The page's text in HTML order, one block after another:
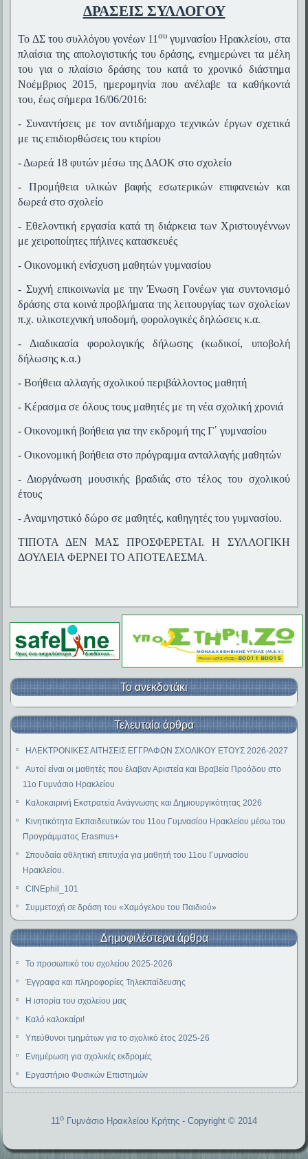
ΔΡΑΣΕΙΣ ΣΥΛΛΟΓΟΥ
Το ΔΣ του συλλόγου γονέων 11ου γυμνασίου Ηρακλείου, στα
πλαίσια της απολογιστικής του δράσης, ενημερώνει τα μέλη
του για ο πλαίσιο δράσης του κατά το χρονικό διάστημα
Νοέμβριος 2015, ημερομηνία που ανέλαβε τα καθήκοντά
του, έως σήμερα 16/06/2016:
-Συναντήσεις με τον αντιδήμαρχο τεχνικών έργων σχετικά
με τις επιδιορθώσεις του κτιρίου
- Δωρεά 18 φυτών μέσω της ΔΑΟΚ στο σχολείο
- Προμήθεια υλικών βαφής εσωτερικών επιφανειών και
δωρεά στο σχολείο
- Εθελοντική εργασία κατά τη διάρκεια των Χριστουγέννων
με χειροποίητες πήλινες κατασκευές
- Οικονομική ενίσχυση μαθητών γυμνασίου
- Συχνή επικοινωνία με την Ένωση Γονέων για συντονισμό
δράσης στα κοινά προβλήματα της λειτουργίας των σχολείων
π.χ. υλικοτεχνική υποδομή, φορολογικές δηλώσεις κ.α.
- Διαδικασία φορολογικής δήλωσης (κωδικοί, υποβολή
δήλωσης κ.α.)
- Βοήθεια αλλαγής σχολικού περιβάλλοντος μαθητή
- Κέρασμα σε όλους τους μαθητές με τη νέα σχολική χρονιά
- Οικονομική βοήθεια για την εκδρομή της Γ΄ γυμνασίου
- Οικονομική βοήθεια στο πρόγραμμα ανταλλαγής μαθητών
- Διοργάνωση μουσικής βραδιάς στο τέλος του σχολικού
έτους
- Αναμνηστικό δώρο σε μαθητές, καθηγητές του γυμνασίου.
ΤΙΠΟΤΑ ΔΕΝ ΜΑΣ ΠΡΟΣΦΕΡΕΤΑΙ. Η ΣΥΛΛΟΓΙΚΗ
ΔΟΥΛΕΙΑ ΦΕΡΝΕΙ ΤΟ ΑΠΟΤΕΛΕΣΜΑ .
Το ανεκδοτάκι
Τελευταία άρθρα
ΗΛΕΚΤΡΟΝΙΚΕΣ ΑΙΤΗΣΕΙΣ ΕΓΓΡΑΦΩΝ ΣΧΟΛΙΚΟΥ ΕΤΟΥΣ 2026-2027
Αυτοί είναι οι μαθητές που έλαβαν Αριστεία και Βραβεία Προόδου στο
11ο Γυμνάσιο Ηρακλείου
Καλοκαιρινή Εκστρατεία Ανάγνωσης και Δημιουργικότητας 2026
Κινητικότητα Εκπαιδευτικών του 11ου Γυμνασίου Ηρακλείου μέσω του
Προγράμματος Erasmus+
Σπουδαία αθλητική επιτυχία για μαθητή του 11ου Γυμνασίου
Ηρακλείου.
CINEphil_101
Συμμετοχή σε δράση του «Χαμόγελου του Παιδιού»
Δημοφιλέστερα άρθρα
Το προσωπικό του σχολείου 2025-2026
Έγγραφα και πληροφορίες Τηλεκπαίδευσης
Η ιστορία του σχολείου μας
Καλό καλοκαίρι!
Υπεύθυνοι τμημάτων για το σχολικό έτος 2025-26
Ενημέρωση για σχολικές εκδρομές
Εργαστήριο Φυσικών Επιστημών
11o Γυμνάσιο Ηρακλείου Κρήτης - Copyright © 2014